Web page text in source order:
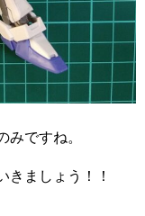
みですね。
きましょう！！